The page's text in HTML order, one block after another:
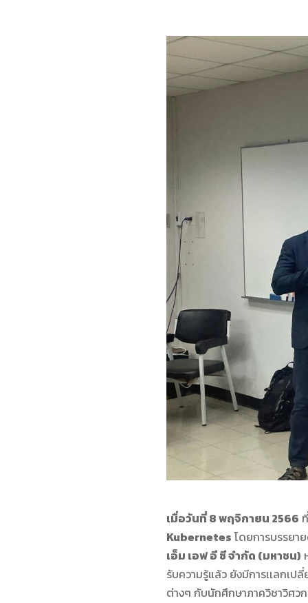
เมื่อวันที่ 8 พฤจิกายน 2566
Kubernetes โดยการบรรยา
เอ็ม เอฟ อี ซี จำกัด (มหาชน)
รับความรู้แล้ว ยังมีการเเลกเ
ต่างๆ กับนักศึกษาภาควิชาวิศว